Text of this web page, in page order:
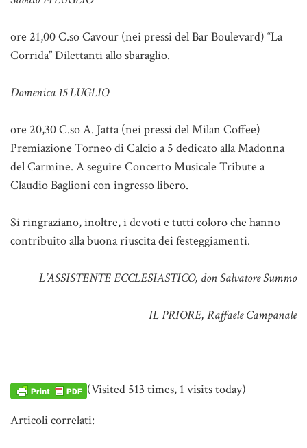
ore 21,00 C.so Cavour (nei pressi del Bar Boulevard) “La
Corrida” Dilettanti allo sbaraglio.
Domenica 15 LUGLIO
ore 20,30 C.so A. Jatta (nei pressi del Milan Coffee)
Premiazione Torneo di Calcio a 5 dedicato alla Madonna
del Carmine. A seguire Concerto Musicale Tribute a
Claudio Baglioni con ingresso libero.
Si ringraziano, inoltre, i devoti e tutti coloro che hanno
contribuito alla buona riuscita dei festeggiamenti.
L’ASSISTENTE ECCLESIASTICO, don Salvatore Summo
IL PRIORE, Raffaele Campanale
(Visited 513 times, 1 visits today)
Articoli correlati: